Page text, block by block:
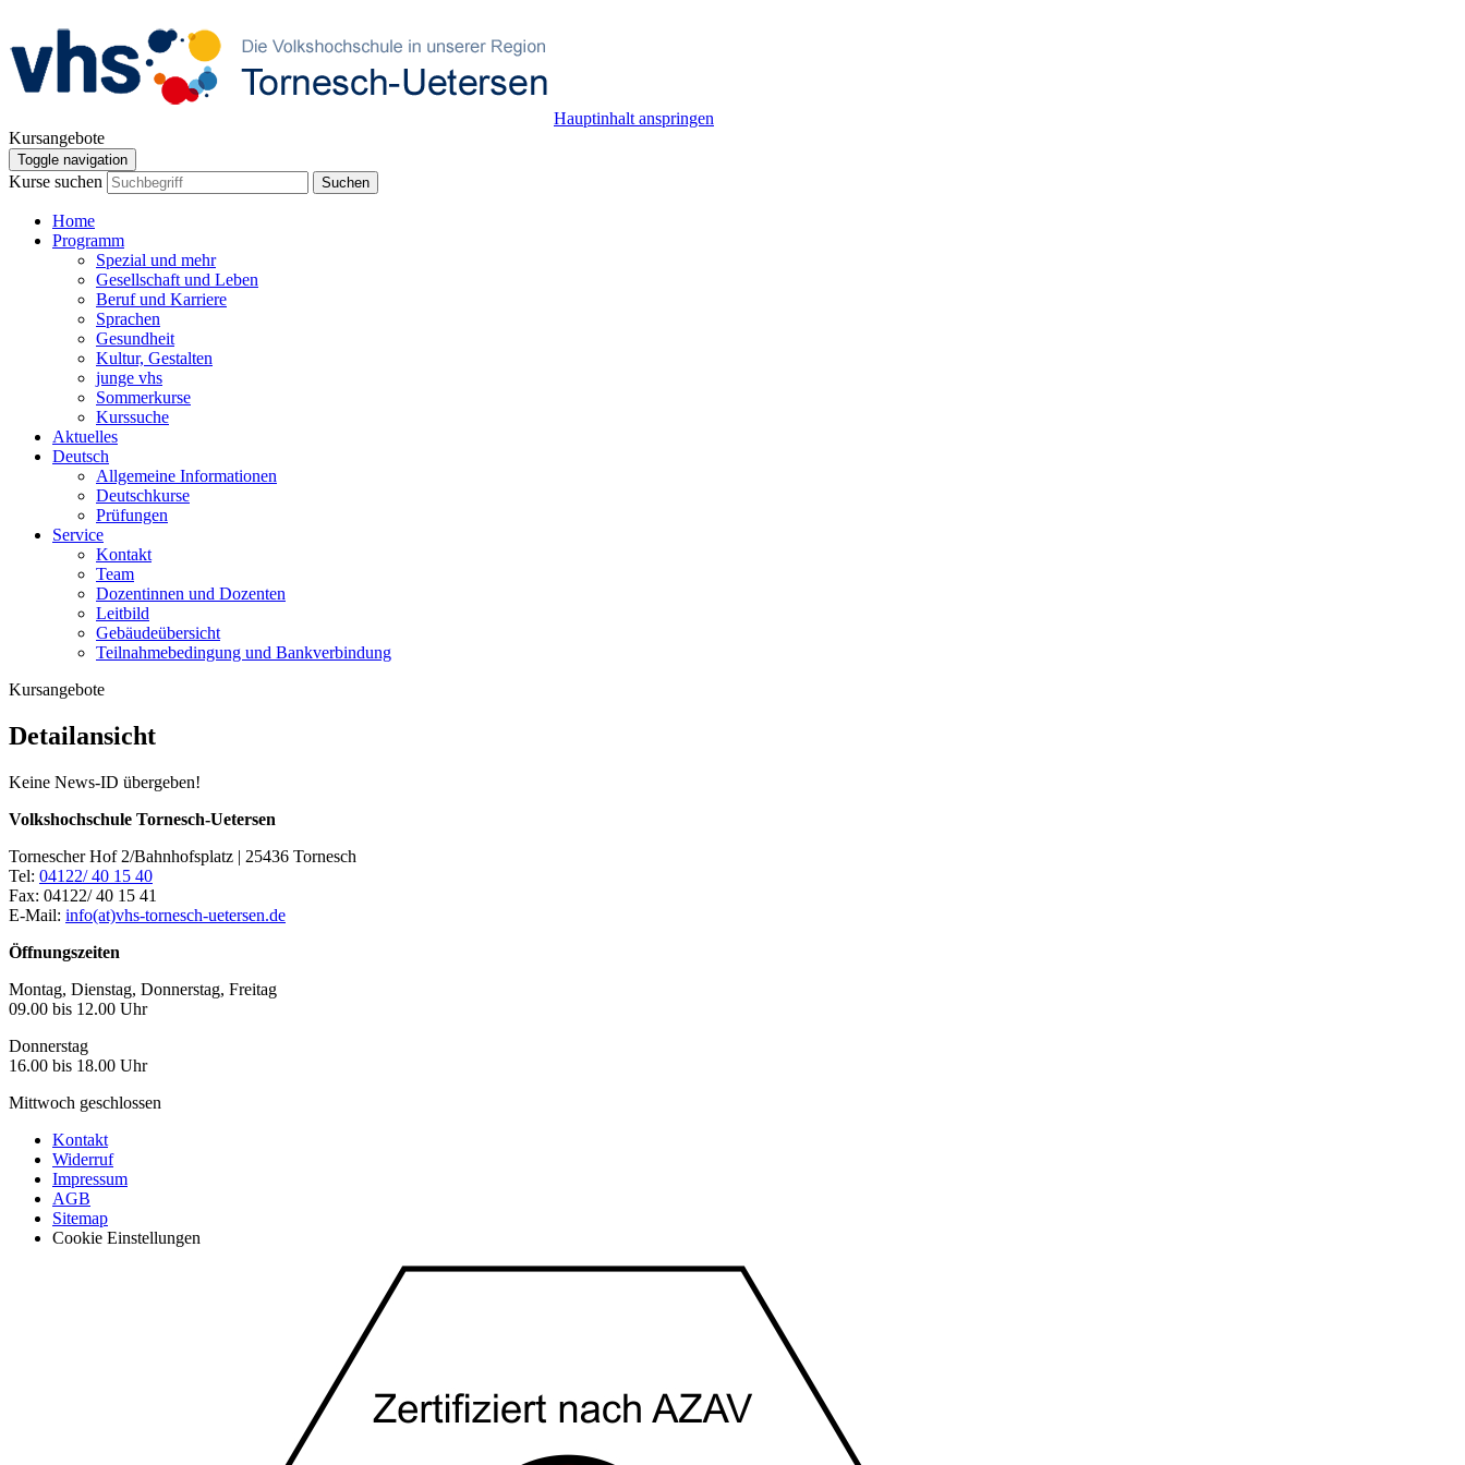
Hauptinhalt anspringen
Kursangebote
Toggle navigation
Kurse suchen Suchen
Home
Programm
Spezial und mehr
Gesellschaft und Leben
Beruf und Karriere
Sprachen
Gesundheit
Kultur, Gestalten
junge vhs
Sommerkurse
Kurssuche
Aktuelles
Deutsch
Allgemeine Informationen
Deutschkurse
Prüfungen
Service
Kontakt
Team
Dozentinnen und Dozenten
Leitbild
Gebäudeübersicht
Teilnahmebedingung und Bankverbindung
Kursangebote
Detailansicht
Keine News-ID übergeben!
Volkshochschule Tornesch-Uetersen
Tornescher Hof 2/Bahnhofsplatz | 25436 Tornesch
Tel: 04122/ 40 15 40
Fax: 04122/ 40 15 41
E-Mail: info(at)vhs-tornesch-uetersen.de
Öffnungszeiten
Montag, Dienstag, Donnerstag, Freitag
09.00 bis 12.00 Uhr
Donnerstag
16.00 bis 18.00 Uhr
Mittwoch geschlossen
Kontakt
Widerruf
Impressum
AGB
Sitemap
Cookie Einstellungen